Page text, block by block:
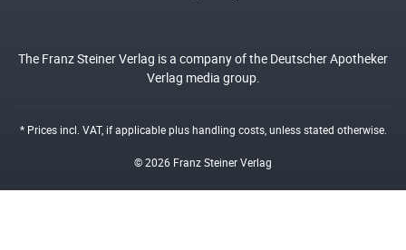
The Franz Steiner Verlag is a company of the Deutscher Apotheker
Verlag media group.
* Prices incl. VAT, if applicable plushandling costs, unless stated otherwise.
© 2026 Franz Steiner Verlag